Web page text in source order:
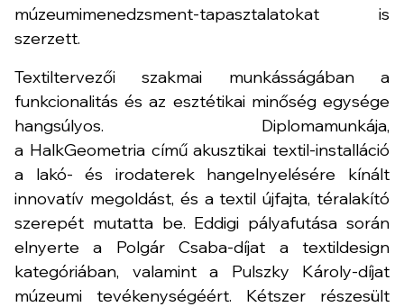
múzeumimenedzsment-tapasztalatokat is
szerzett.
Textiltervezői szakmai munkásságában a
funkcionalitás és az esztétikai minőség egysége
hangsúlyos. Diplomamunkája,
a HalkGeometria című akusztikai textil-installáció
a lakó- és irodaterek hangelnyelésére kínált
innovatív megoldást, és a textil újfajta, téralakító
szerepét mutatta be. Eddigi pályafutása során
elnyerte a Polgár Csaba-díjat a textildesign
kategóriában, valamint a Pulszky Károly-díjat
múzeumi tevékenységéért. Kétszer részesült